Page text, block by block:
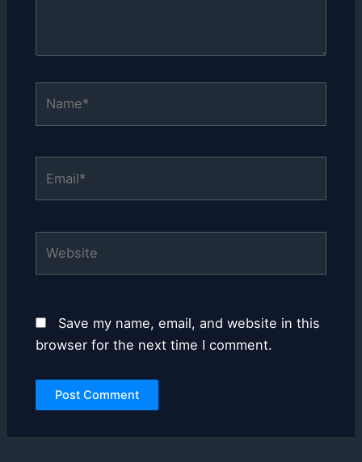
Save my name, email, and website in this
browser for the next time I comment.